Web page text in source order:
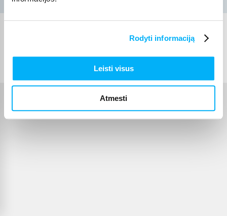
Rodyti informaciją
Leisti visus
Atmesti
© 2012-2026BIGBOX.LT